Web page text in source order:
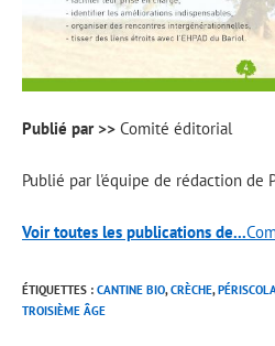
Publié par >> Comité éditorial
Publié par l'équipe de rédaction de
Voir toutes les publications de...
ÉTIQUETTES : CANTINE BIO, CRÈCHE,
TROISIÈME ÂGE